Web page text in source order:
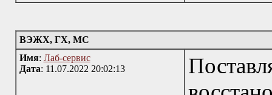
ВЭЖХ, ГХ, МС
Имя: Лаб-сервис
Дата: 11.07.2022 20:02:13